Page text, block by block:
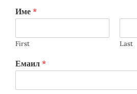
Име *
First Last
Емаил *